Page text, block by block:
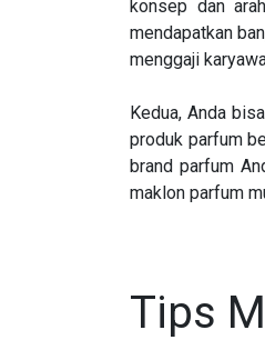
konsep dan
mendapatkan
menggaji
Kedua, Anda
produk parfum
brand parfum
maklon parfum
Tips